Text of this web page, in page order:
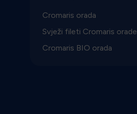
Cromaris orada
Svježi fileti Cromaris orade
Cromaris BIO orada